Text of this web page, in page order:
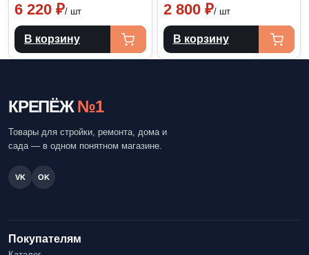
6 220 ₽/ шт
В корзину
2 800 ₽/ шт
В корзину
КРЕПЁЖ №1
Товары для стройки, ремонта, дома и
сада — в одном понятном магазине.
VK OK
Покупателям